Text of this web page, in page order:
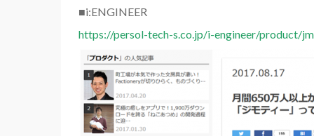
■i:ENGINEER
https://persol-tech-s.co.jp/i-engineer/product/